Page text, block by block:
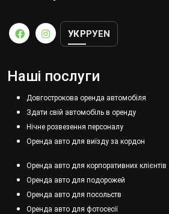
УКРРУEN
Наші послуги
Довгострокова оренда автомобіля
Здати свій автомобіль в оренду
Нічне розвезення персоналу
Оренда авто для виїзду за кордон
Оренда авто для корпоративних клієнтів
Оренда авто для подорожей
Оренда авто для посольств
Оренда авто для фотосесії